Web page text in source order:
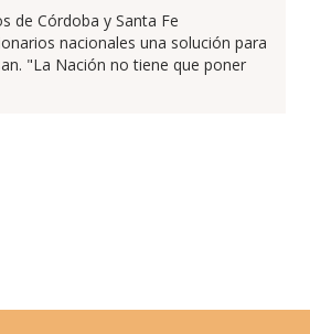
de Córdoba y Santa Fe
nacionales una solución para
"La Nación no tiene que poner